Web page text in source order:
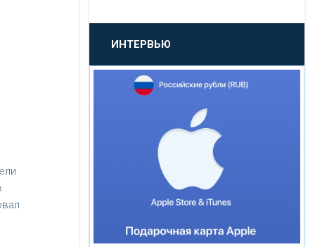
«ПРОМСВЯЗЬБАНК»
«НОВИКОМБАНК»
«СМП БАНК»
«ВНЕШПРОМБАНК»
ИНТЕРВЬЮ